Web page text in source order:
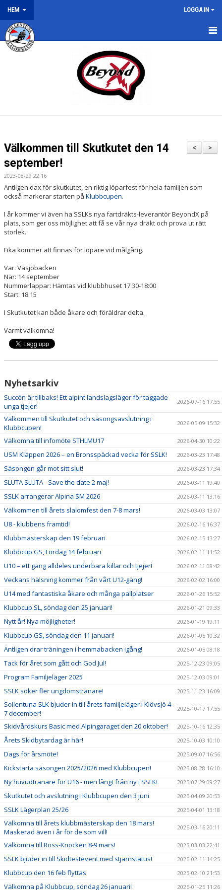
HEM LOGGA IN
HEM
>
<
Välkommen till Skutkutet den 14
september!
2023-08-29 22:16
Äntligen dax för skutkutet, en riktig löparfest för hela familjen som
också markerar starten på Klubbcupen.
I år kommer vi även ha SSLKs nya fartdräkts-leverantör BeyondX på
plats, som ger oss möjlighet att få se vår nya dräkt och prova ut rätt
storlek.
Fika kommer att finnas för löpare vid målgång.
Var: Väsjöbacken
När: 14 september
Nummerlappar: Hämtas vid klubbhuset 17:30-18:00
Start: 18:15
I Skutkutet kan både åkare och föräldrar delta.
Varmt välkomna!
Nyhetsarkiv
Succén är tillbaks! Ett alpint landslagsläger för taggade
unga tjejer!
2026-07-16 17:55
Välkommen till Skutkutet och säsongsavslutning i
Klubbcupen!
2026-05-09 15:32
Välkomna till infomöte STHLMU17 2026-04-30 10:22
USM Kläppen 2026 – en Bronsspäckad vecka för SSLK! 2026-03-23 17:48
Säsongen går mot sitt slut! 2026-03-23 17:34
SLUTA SLUTA - Save the date 2 maj! 2026-03-11 19:40
SSLK arrangerar Alpina SM 2026 2026-03-11 13:16
Välkommen till årets slalomfest den 7-8 mars! 2026-03-03 13:07
U8 - klubbens framtid! 2026-02-16 16:37
Klubbmästerskap den 19 februari 2026-02-15 13:27
Klubbcup GS, Lördag 14 februari 2026-02-11 11:52
U10 – ett gäng alldeles underbara killar och tjejer! 2026-02-11 08:42
Veckans hälsning kommer från vårt U12-gäng! 2026-02-02 16:00
U14 med fantastiska åkare och många pallplatser 2026-01-26 15:52
Klubbcup SL, söndag den 25 januari! 2026-01-21 09:33
Nytt år! Nya möjligheter! 2026-01-19 19:11
Klubbcup GS, söndag den 11 januari! 2026-01-05 10:32
Äntligen drar träningen i hemmabacken igång! 2026-01-05 08:18
Tack för året som gått och God Jul! 2025-12-23 09:05
Program Familjeläger 2025 2025-12-03 09:01
SSLK söker fler ungdomstränare! 2025-11-23 16:09
Sollentuna SLK bjuder in till årets familjeläger i Klövsjö 4-
7 december!
2025-10-17 17:55
Skidvårdskurs Basic med Alpingaraget den 20 oktober! 2025-10-16 12:35
Årets Skidbytardag är här! 2025-10-03 10:10
Dags för årsmöte! 2025-09-07 16:56
Kickstarta säsongen 2025/2026 med Klubbcupen! 2025-08-28 16:10
Ny huvudtränare för U16 - men långt från ny i SSLK! 2025-07-29 09:27
Skutkutet och avslutning i Klubbcupen den 3 juni 2025-04-09 20:53
SSLK Lägerplan 25/26 2025-04-01 13:18
Välkomna till årets klubbmästerskap den 18 mars!
Maskerad även i år för de som vill!
2025-03-16 20:11
Välkomna till Ross-Knocken 8-9 mars! 2025-03-03 22:41
SSLK bjuder in till Skidtestevent med stjärnstatus! 2025-02-11 14:25
Klubbcup den 16 feb flyttas 2025-02-10 21:53
Välkomna på Klubbcup, söndag 26 januari! 2025-01-25 11:26